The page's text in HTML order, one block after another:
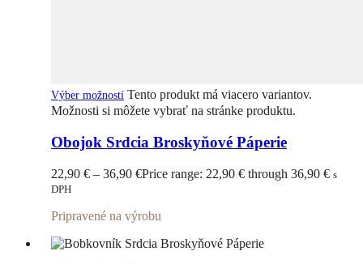
Výber možností Tento produkt má viacero variantov.
Možnosti si môžete vybrať na stránke produktu.
Obojok Srdcia Broskyňové Páperie
22,90 € – 36,90 €Price range: 22,90 € through 36,90 € s
DPH
Pripravené na výrobu